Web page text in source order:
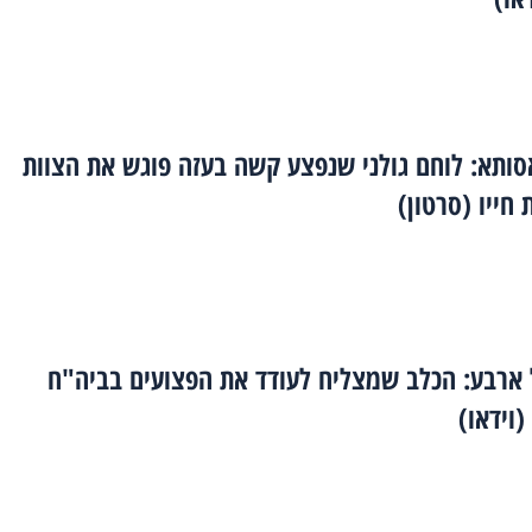
לוחם גולני שנפצע קשה בעזה פוגש את הצוות
(סרטון)
ארבע: הכלב שמצליח לעודד את הפצועים בביה"ח